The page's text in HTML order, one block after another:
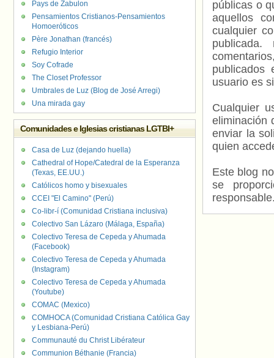
públicas o
aquellos
cualquier
usuario es
Cualquier
eliminación
enviar la
quien
Este blog
se
Pays de Zabulon
Pensamientos Cristianos-Pensamientos
Homoeróticos
Père Jonathan (francés)
Refugio Interior
Soy Cofrade
The Closet Professor
Umbrales de Luz (Blog de José Arregi)
Una mirada gay
Comunidades e Iglesias cristianas LGTBI+
Casa de Luz (dejando huella)
Cathedral of Hope/Catedral de la Esperanza
(Texas, EE.UU.)
Católicos homo y bisexuales
CCEI "El Camino" (Perú)
Co-libr-í (Comunidad Cristiana inclusiva)
Colectivo San Lázaro (Málaga, España)
Colectivo Teresa de Cepeda y Ahumada
(Facebook)
Colectivo Teresa de Cepeda y Ahumada
(Instagram)
Colectivo Teresa de Cepeda y Ahumada
(Youtube)
COMAC (Mexico)
COMHOCA (Comunidad Cristiana Católica Gay
y Lesbiana-Perú)
Communauté du Christ Libérateur
Communion Béthanie (Francia)